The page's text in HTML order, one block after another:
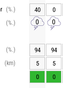
(%.)
(%.)
(%.)
(km)
40 0
0 0
94 94
5
5
0
0